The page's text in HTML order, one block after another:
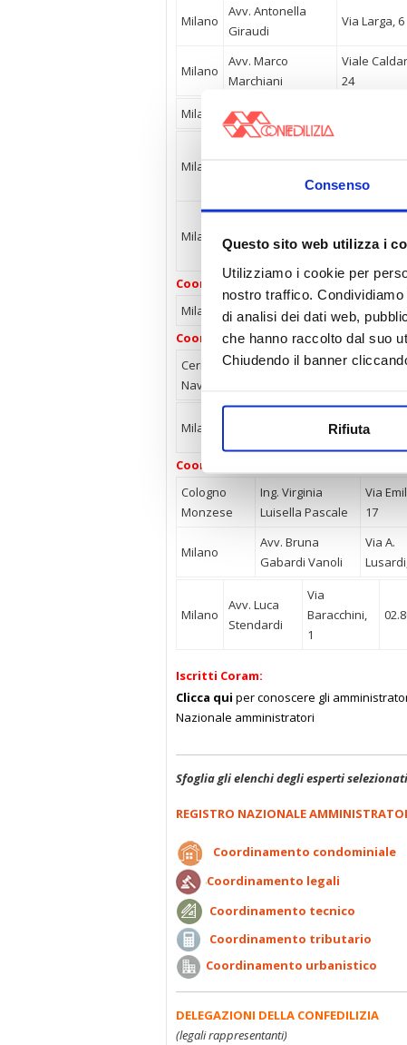
Consenso
Questo sito web utilizza i
Utilizziamo i cookie per
nostro traffico.
di analisi dei dati web,
che hanno raccolto dal suo
Chiudendo il banner
Rifiuta
Milano
Avv. Antonella
Giraudi
Via Larga, 6
Milano
Avv. Marco
Marchiani
Viale
24
Milano Avv. Cesare Rosselli
Milano
Milano
Avv.
Raffaello
Stendardi
Via
Baracchini,
Coordinamento tecnico:
Milano
P.i. Mauro Canesi Via Gran S.
Coordinamento tributario:
Cernusco sul
Naviglio (MI)
Avv. Francesco
Milano
3
Coordinamento urbanistico:
Cologno
Monzese
Ing. Virginia
Luisella Pascale
Via
17
Milano
Avv. Bruna
Gabardi Vanoli
Via A.
Milano
Avv. Luca
Stendardi
Via
Baracchini,
1
Iscritti Coram:
Clicca qui per conoscere gli
Nazionale amministratori
Sfoglia gli elenchi degli esperti
REGISTRO NAZIONALE
Coordinamento condominiale
Coordinamento legali
Coordinamento tecnico
Coordinamento tributario
Coordinamento urbanistico
DELEGAZIONI DELLA CONFEDILIZIA
(legali rappresentanti)